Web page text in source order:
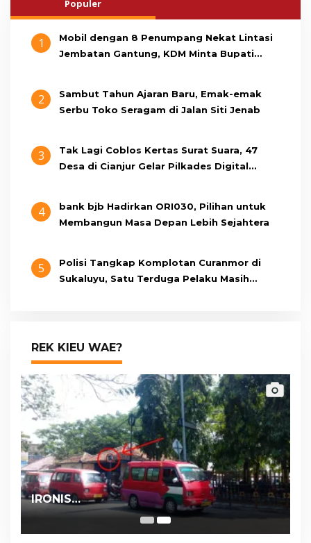
Populer
1
Mobil dengan 8 Penumpang Nekat Lintasi
Jembatan Gantung, KDM Minta Bupati
2
Sambut Tahun Ajaran Baru, Emak-emak
Serbu Toko Seragam di Jalan Siti Jenab
3
Tak Lagi Coblos Kertas Surat Suara, 47
Desa di Cianjur Gelar Pilkades Digital
4
bank bjb Hadirkan ORI030, Pilihan untuk
Membangun Masa Depan Lebih Sejahtera
5
Polisi Tangkap Komplotan Curanmor di
Sukaluyu, Satu Terduga Pelaku Masih
REK KIEU WAE?
IRONIS…